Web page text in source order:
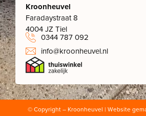
Kroonheuvel
Faradaystraat 8
4004 JZ Tiel
0344 787 092
info@kroonheuvel.nl
© Copyright– Kroonheuvel | Website